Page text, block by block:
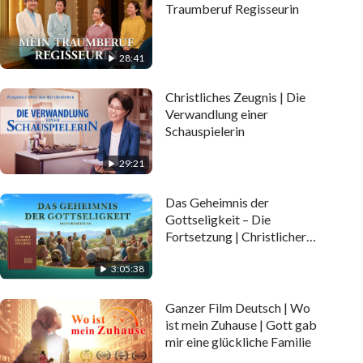
28:41
Traumberuf Regisseurin
29:21
Christliches Zeugnis | Die
Verwandlung einer
Schauspielerin
3:05:38
Das Geheimnis der
Gottseligkeit – Die
Fortsetzung | Christlicher
Ganzer Film Deutsch | Wo
ist mein Zuhause | Gott gab
mir eine glückliche Familie